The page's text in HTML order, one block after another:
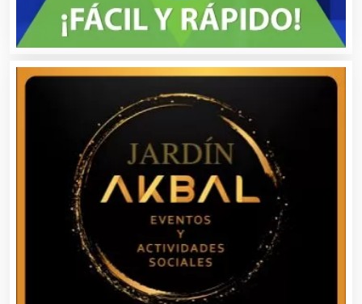
Artículos de Piel
Artículos Deportivos
Artículos Importados
Artículos para el Hogar
Artículos para Regalos